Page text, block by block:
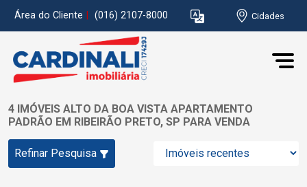
Área do Cliente (016) 2107-8000 Cidades
4 IMÓVEIS ALTO DA BOA VISTA APARTAMENTO
PADRÃO EM RIBEIRÃO PRETO, SP PARA VENDA
Refinar Pesquisa